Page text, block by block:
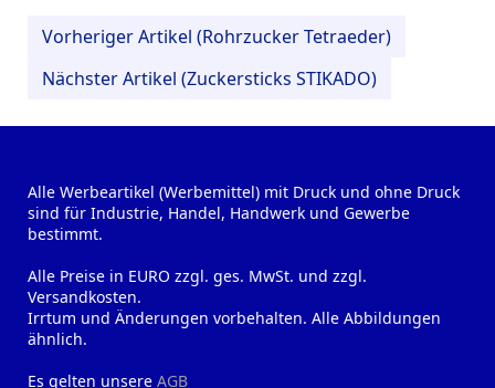
Vorheriger Artikel (Rohrzucker Tetraeder)
Nächster Artikel (Zuckersticks STIKADO)
Alle Werbeartikel (Werbemittel) mit Druck und ohne Druck
sind für Industrie, Handel, Handwerk und Gewerbe
bestimmt.
Alle Preise in EURO zzgl. ges. MwSt. und zzgl.
Versandkosten.
Irrtum und Änderungen vorbehalten. Alle Abbildungen
ähnlich.
Es gelten unsere AGB